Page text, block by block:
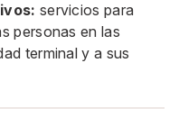
servicios para
personas en las
terminal y a sus